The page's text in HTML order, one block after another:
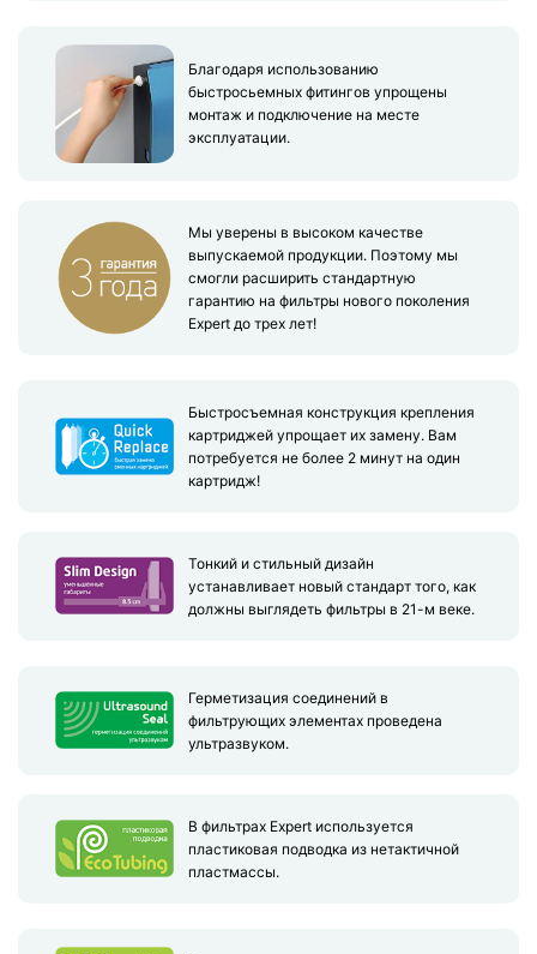
Благодаря использованию
быстросьемных фитингов упрощены
монтаж и подключение на месте
эксплуатации.
Мы уверены в высоком качестве
выпускаемой продукции. Поэтому мы
смогли расширить стандартную
гарантию на фильтры нового поколения
Expert до трех лет!
Быстросъемная конструкция крепления
картриджей упрощает их замену. Вам
потребуется не более 2 минут на один
картридж!
Тонкий и стильный дизайн
устанавливает новый стандарт того, как
должны выглядеть фильтры в 21-м веке.
Герметизация соединений в
фильтрующих элементах проведена
ультразвуком.
В фильтрах Expert используется
пластиковая подводка из нетактичной
пластмассы.